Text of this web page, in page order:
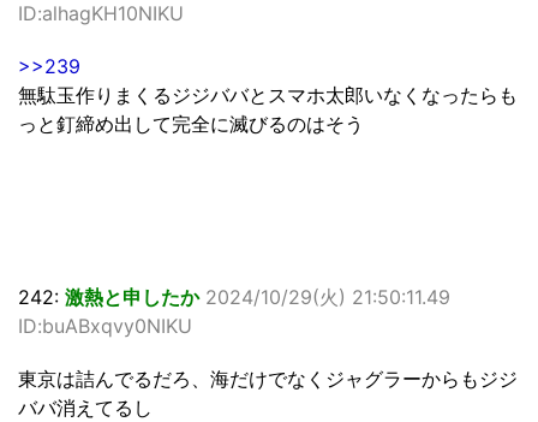
ID:alhagKH10NIKU
>>239
無駄玉作りまくるジジババとスマホ太郎いなくなったらも
っと釘締め出して完全に滅びるのはそう
242: 激熱と申したか 2024/10/29(火) 21:50:11.49
ID:buABxqvy0NIKU
東京は詰んでるだろ、海だけでなくジャグラーからもジジ
ババ消えてるし